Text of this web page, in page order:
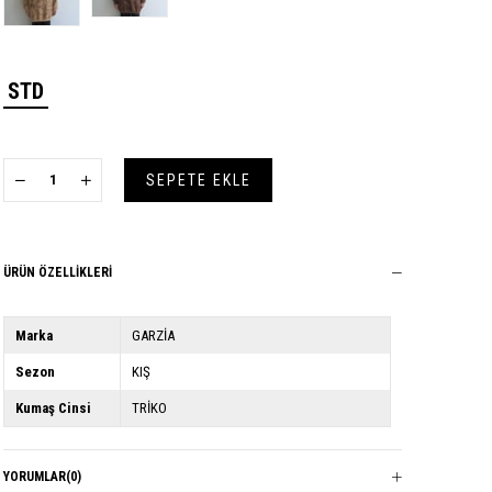
STD
ÜRÜN ÖZELLIKLERI
Marka GARZİA
Sezon KIŞ
Kumaş Cinsi TRİKO
YORUMLAR(0)